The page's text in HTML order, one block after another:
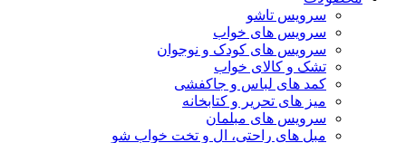
سرویس تاشو
سرویس های خواب
سرویس های کودک و نوجوان
تشک و کالای خواب
کمد های لباس و جاکفشی
میز های تحریر و کتابخانه
سرویس های مبلمان
مبل های راحتی، ال و تخت خواب شو